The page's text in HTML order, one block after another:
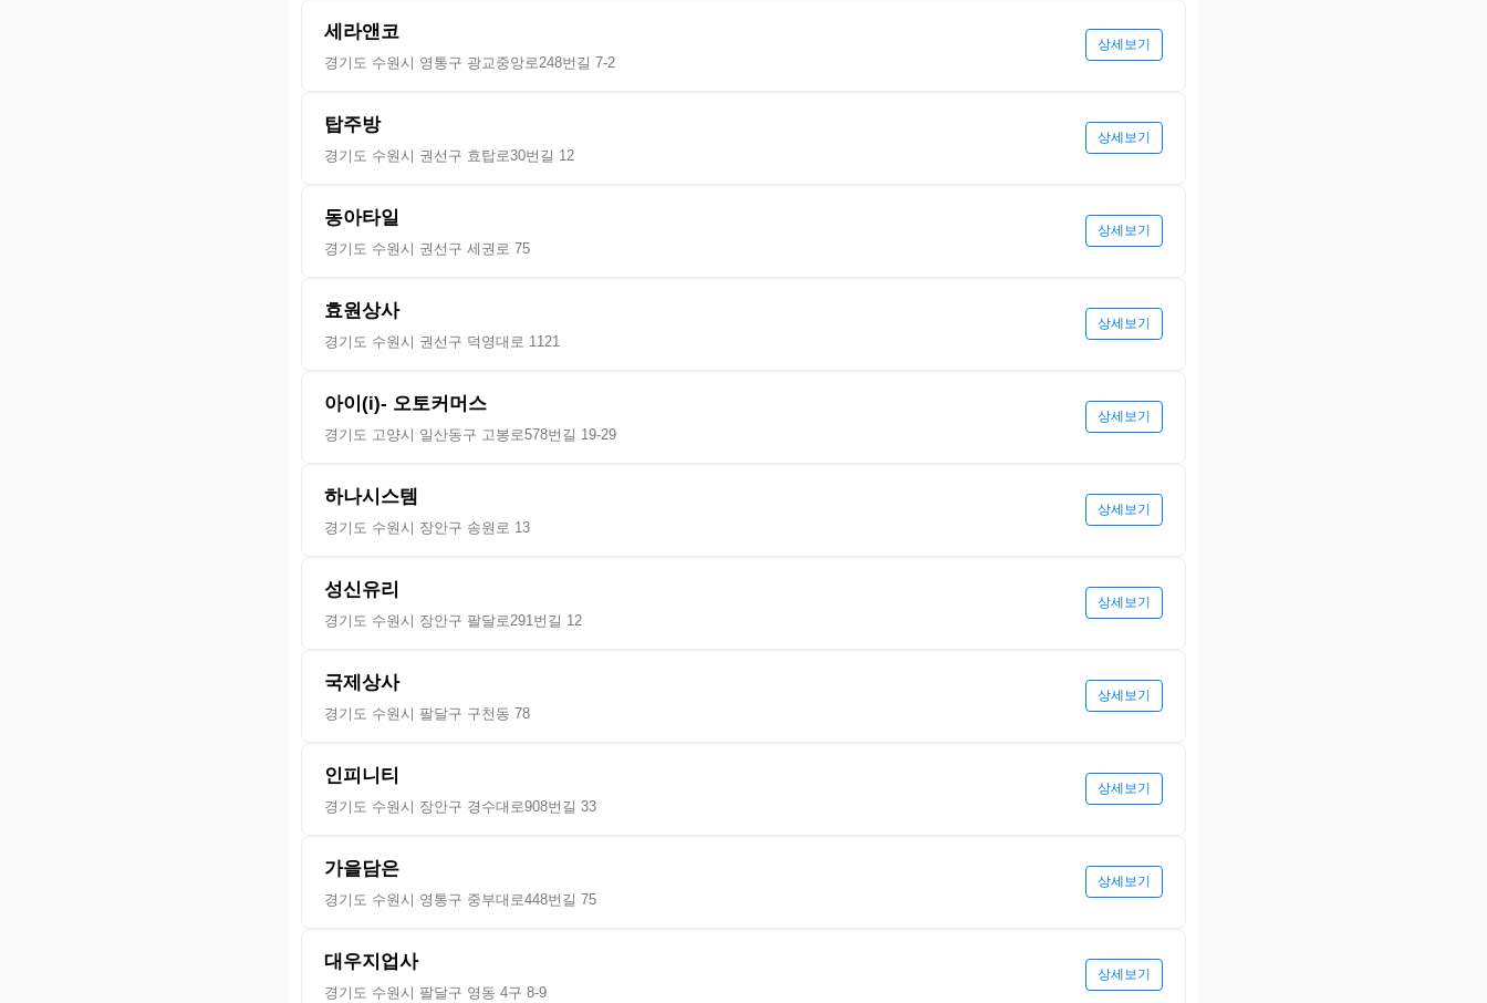
세라앤코
경기도 수원시 영통구 광교중앙로248번길 7-2
상세보기
탑주방
경기도 수원시 권선구 효탑로30번길 12
상세보기
동아타일
경기도 수원시 권선구 세권로 75
상세보기
효원상사
경기도 수원시 권선구 덕영대로 1121
상세보기
아이(i)- 오토커머스
경기도 고양시 일산동구 고봉로578번길 19-29
상세보기
하나시스템
경기도 수원시 장안구 송원로 13
상세보기
성신유리
경기도 수원시 장안구 팔달로291번길 12
상세보기
국제상사
경기도 수원시 팔달구 구천동 78
상세보기
인피니티
경기도 수원시 장안구 경수대로908번길 33
상세보기
가을담은
경기도 수원시 영통구 중부대로448번길 75
상세보기
대우지업사
경기도 수원시 팔달구 영동 4구 8-9
상세보기